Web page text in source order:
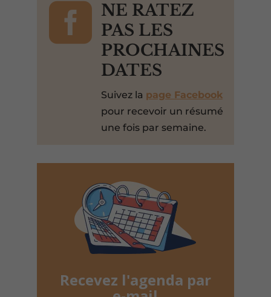

NE RATEZ
PAS LES
PROCHAINES
DATES
Suivez la page Facebook
pour recevoir un résumé
une fois par semaine.
Recevez l'agenda par